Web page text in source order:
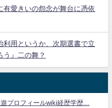
有愛きいの怨念が舞台に憑依
利用というか、次期選書で立
う』二の舞？
プロフィールwiki経歴学歴...